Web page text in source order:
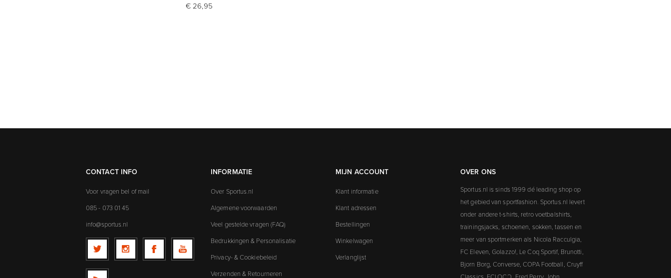
€ 26,95
CONTACT INFO
Voor vragen bel of mail
085 - 073 01 45
info@sportus.nl
INFORMATIE
Over Sportus.nl
Algemene voorwaarden
Veel gestelde vragen (FAQ)
Bedrukkingen & Personalisatie
Privacy- & Cookiebeleid
Verzenden & Retourneren
MIJN ACCOUNT
Klant informatie
Klant adressen
Bestellingen
Winkelwagen
Verlanglijst
OVER ONS
Sportus.nl is sinds 1999 dé leading shop op
het gebied van sportfashion. Sportus.nl levert
onder andere t-shirts, retro voetbalshirts,
trainingsjacks, schoenen, sokken, tassen en
meer van sportmerken als Nicola Racculgia,
FC Eleven, Golazzo!, Le Coq Sportif, Brunotti,
Bjorn Borg, Converse, COPA Football, Cruyff